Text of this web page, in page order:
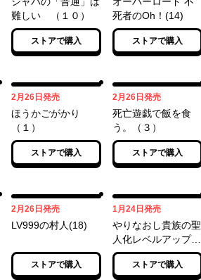
難しい （１０）
ストアで購入
死者のOh！(14)
ストアで購入
2月26日 02月26日
発売
ほうかごがかり
（１）
ストアで購入
2月26日 02月26日
発売
死亡遊戯で飯を食
う。（３）
ストアで購入
2月26日 02月26日
発売
LV999の村人(18)
ストアで購入
1月24日 01月24日
発売
やりなおし貴族の聖
人化レベルアップ
（１）
ストアで購入